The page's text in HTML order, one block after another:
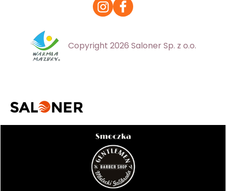
Copyright 2026 Saloner Sp. z o.o.